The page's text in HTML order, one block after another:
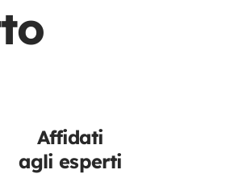
Affidati
agli esperti